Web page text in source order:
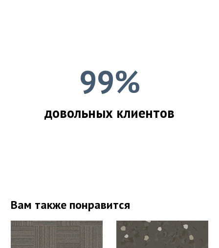
99%
довольных клиентов
Вам также понравится